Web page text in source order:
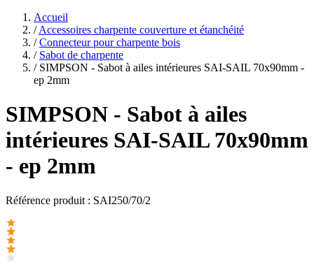
Accueil
/ Accessoires charpente couverture et étanchéité
/ Connecteur pour charpente bois
/ Sabot de charpente
/ SIMPSON - Sabot à ailes intérieures SAI-SAIL 70x90mm -
ep 2mm
SIMPSON - Sabot à ailes
intérieures SAI-SAIL 70x90mm
- ep 2mm
Référence produit : SAI250/70/2